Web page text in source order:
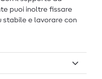
puoi inoltre fissare
stabile e lavorare con